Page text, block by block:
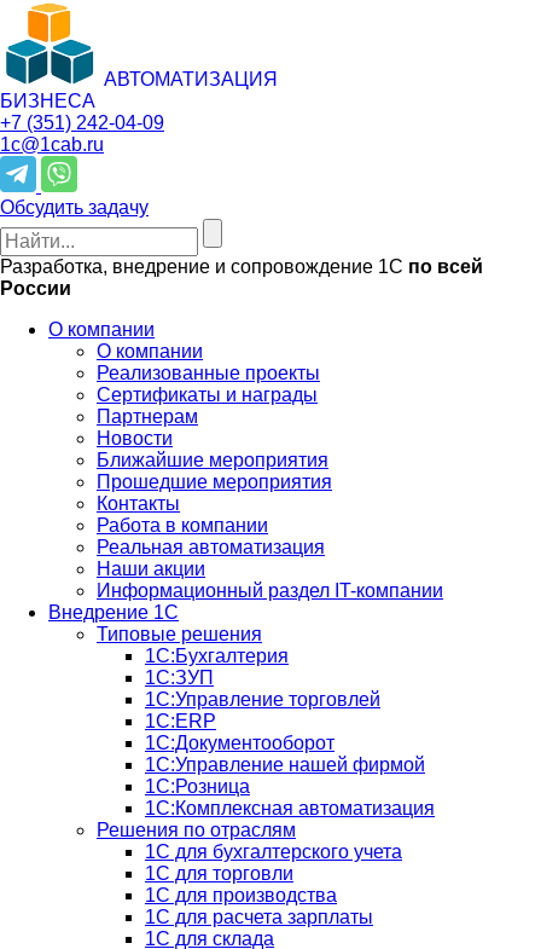
АВТОМАТИЗАЦИЯ
БИЗНЕСА
+7 (351) 242-04-09
1c@1cab.ru
Обсудить задачу
Разработка, внедрение и сопровождение 1С по всей
России
О компании
О компании
Реализованные проекты
Сертификаты и награды
Партнерам
Новости
Ближайшие мероприятия
Прошедшие мероприятия
Контакты
Работа в компании
Реальная автоматизация
Наши акции
Информационный раздел IT-компании
Внедрение 1С
Типовые решения
1С:Бухгалтерия
1С:ЗУП
1С:Управление торговлей
1С:ERP
1C:Документооборот
1С:Управление нашей фирмой
1С:Розница
1С:Комплексная автоматизация
Решения по отраслям
1С для бухгалтерского учета
1С для торговли
1С для производства
1C для расчета зарплаты
1С для склада